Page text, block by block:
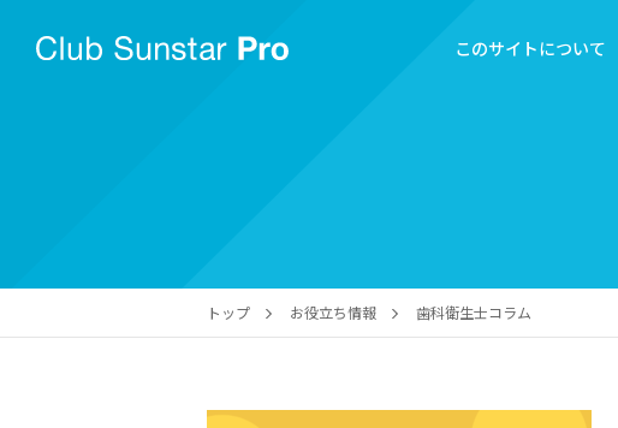
このサイトについて
トップ お役立ち情報 歯科衛生士コラム